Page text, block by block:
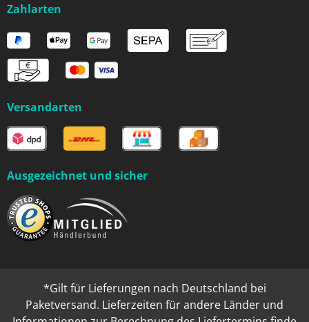
Zahlarten
Versandarten
Ausgezeichnet und sicher
*Gilt für Lieferungen nach Deutschland bei
Paketversand. Lieferzeiten für andere Länder und